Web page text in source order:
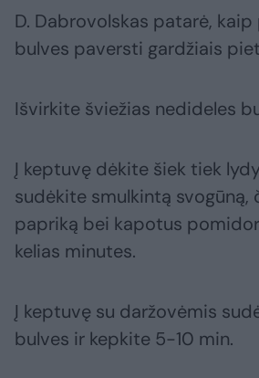
D. Dabrovolskas patarė,
bulves paversti gardžiais
Išvirkite šviežias nedideles
Į keptuvę dėkite šiek tiek
sudėkite smulkintą svogūną,
papriką bei kapotus
kelias minutes.
Į keptuvę su daržovėmis
bulves ir kepkite 5-10 min.